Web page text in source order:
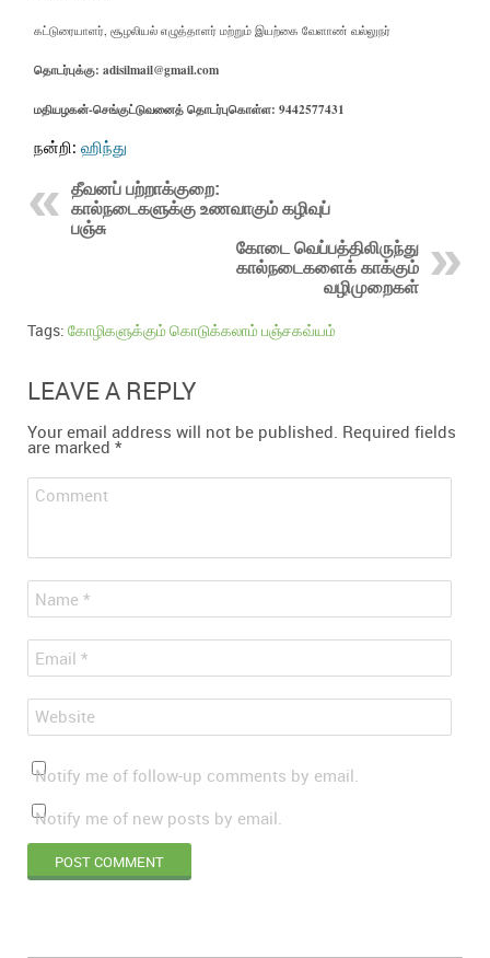
கட்டுரையாளர், சூழலியல் எழுத்தாளர் மற்றும் இயற்கை வேளாண் வல்லுநர்
தொடர்புக்கு: adisilmail@gmail.com
மதியழகன்-செங்குட்டுவனைத் தொடர்புகொள்ள: 9442577431
நன்றி: ஹிந்து
தீவனப் பற்றாக்குறை:
கால்நடைகளுக்கு உணவாகும் கழிவுப்
பஞ்சு
கோடை வெப்பத்திலிருந்து
கால்நடைகளைக் காக்கும்
வழிமுறைகள்
Tags: கோழிகளுக்கும் கொடுக்கலாம் பஞ்சகவ்யம்
LEAVE A REPLY
Your email address will not be published. Required fields
are marked *
Comment
Name *
Email *
Website
Notify me of follow-up comments by email.
Notify me of new posts by email.